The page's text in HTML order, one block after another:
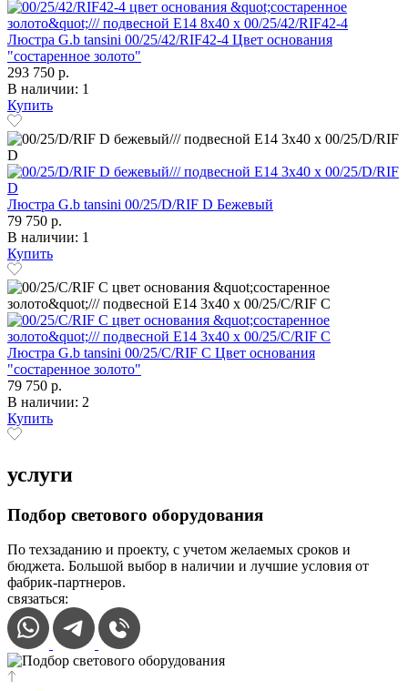
Люстра G.b tansini 00/25/42/RIF42-4 Цвет основания
"состаренное золото"
293 750 р.
В наличии: 1
Купить
Люстра G.b tansini 00/25/D/RIF D Бежевый
79 750 р.
В наличии: 1
Купить
Люстра G.b tansini 00/25/C/RIF C Цвет основания
"состаренное золото"
79 750 р.
В наличии: 2
Купить
услуги
Подбор светового оборудования
По техзаданию и проекту, с учетом желаемых сроков и
бюджета. Большой выбор в наличии и лучшие условия от
фабрик-партнеров.
связаться: